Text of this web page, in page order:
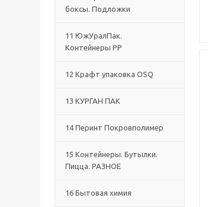
боксы. Подложки
11 ЮжУралПак.
Контейнеры РР
12 Крафт упаковка OSQ
13 КУРГАН ПАК
14 Перинт Покровполимер
15 Контейнеры. Бутылки.
Пицца. РАЗНОЕ
16 Бытовая химия